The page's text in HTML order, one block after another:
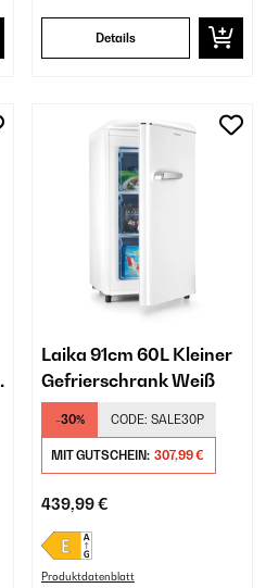
Details
Laika 91cm 60L Kleiner
Gefrierschrank Weiß
-30% CODE: SALE30P
MIT GUTSCHEIN: 307,99 €
439,99 €
Produktdatenblatt